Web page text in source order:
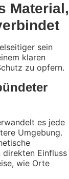
Material,
sein
klaren
zu opfern.
es jede
Umgebung.
direkten Einfluss
wie Orte